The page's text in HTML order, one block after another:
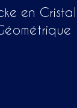
en Cristal